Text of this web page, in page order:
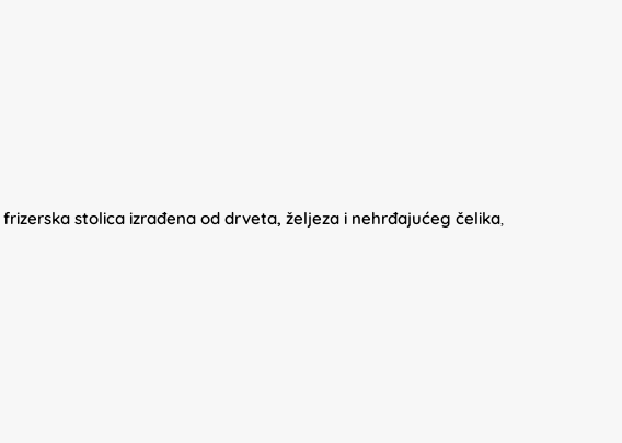
frizerska stolica izrađena od drveta, željeza i nehrđajućeg čelika,